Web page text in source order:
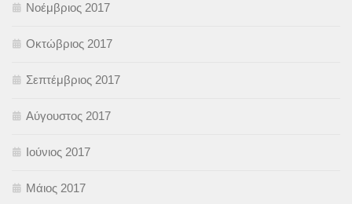
Νοέμβριος 2017
Οκτώβριος 2017
Σεπτέμβριος 2017
Αύγουστος 2017
Ιούνιος 2017
Μάιος 2017